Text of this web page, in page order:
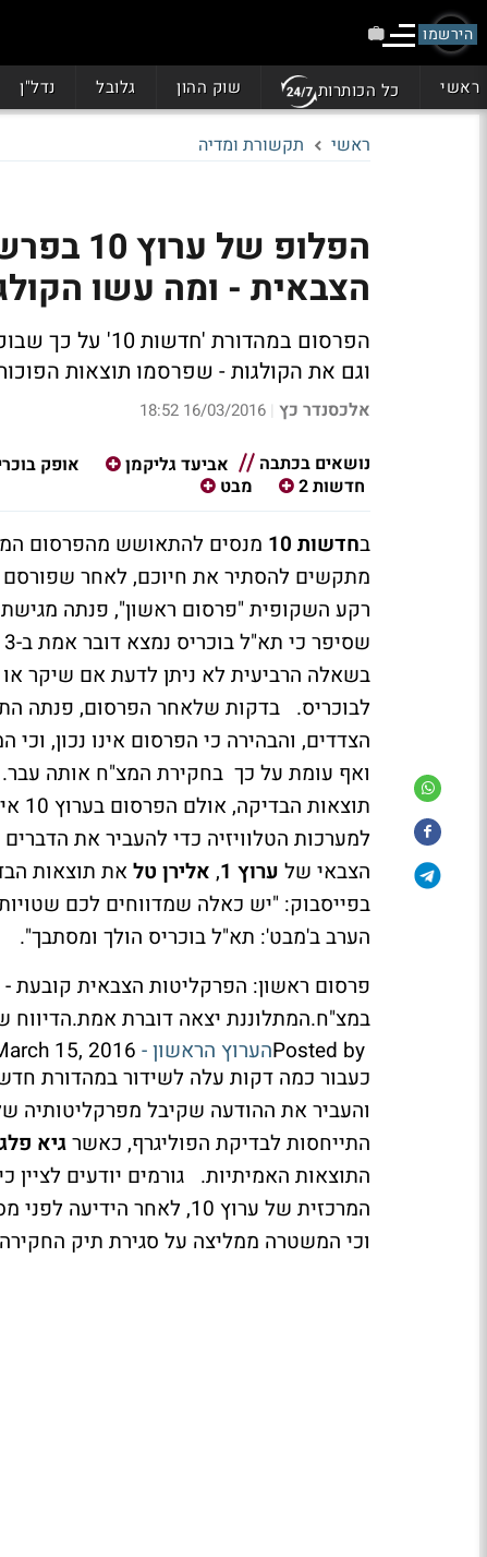
הירשמו
ראשי כל הכותרות שוק ההון גלובל נדל"ן
ראשי תקשורת ומדיה
הפלופ
הצבאית - ומה עשו
הפרסום
וגם את הקולגות - שפרסמו תוצאות
אלכסנדר כץ |
16/03/2016 18:52
נושאים בכתבה
אביעד גליקמן אופק
חדשות 2
מבט
בחדשות 10
מנסים להתאושש מהפרסום
מתקשים להסתיר את חיוכם, לאחר
רקע השקופית "פרסום ראשון", פנתה
בשאלה הרביעית לא ניתן לדעת אם שיקר או
לבוכריס. בדקות שלאחר הפרסום, פנתה
הצדדים, והבהירה כי הפרסום אינו נכון,
ואף עומת על כך בחקירת המצ"ח אותה עבר.
הצבאי של ערוץ 1 , אלירן טל את תוצאות
בפייסבוק: "יש כאלה שמדווחים לכם
הערב ב'מבט': תא"ל בוכריס הולך ומסתבך".
פרסום ראשון: הפרקליטות הצבאית קובעת
במצ"ח.המתלוננת יצאה דוברת אמת.הדיווח
Posted by ‎הערוץ הראשון - Channel 1 Israel 15, 2016
כעבור כמה דקות עלה לשידור במהדורת חדשות 10 הכתב
התייחסות לבדיקת הפוליגרף, כאשרגיא פלג
התוצאות האמיתיות. גורמים יודעים
המרכזית של ערוץ 10, לאחר הידיעה לפני מספר שבועות כי אין מתלוננות על השר לשעבר
וכי המשטרה ממליצה על סגירת תיק